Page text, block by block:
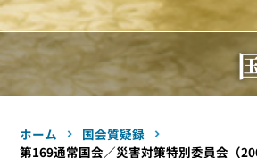
ホーム
国会質疑録
第169通常国会／災害対策特別委員会（